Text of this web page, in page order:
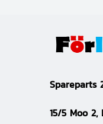
Spareparts
15/5 Moo 2,